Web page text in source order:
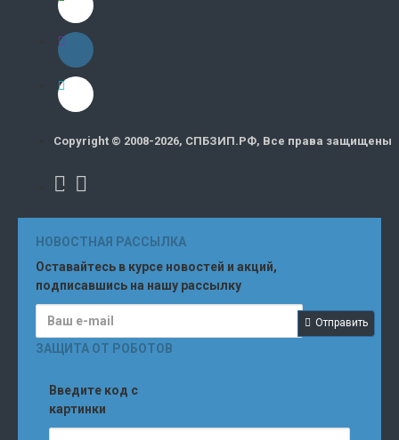
Copyright © 2008-2026, СПБЗИП.РФ, Все права защищены
НОВОСТНАЯ РАССЫЛКА
Оставайтесь в курсе новостей и акций,
подписавшись на нашу рассылку
Отправить
ЗАЩИТА ОТ РОБОТОВ
Введите код с
картинки